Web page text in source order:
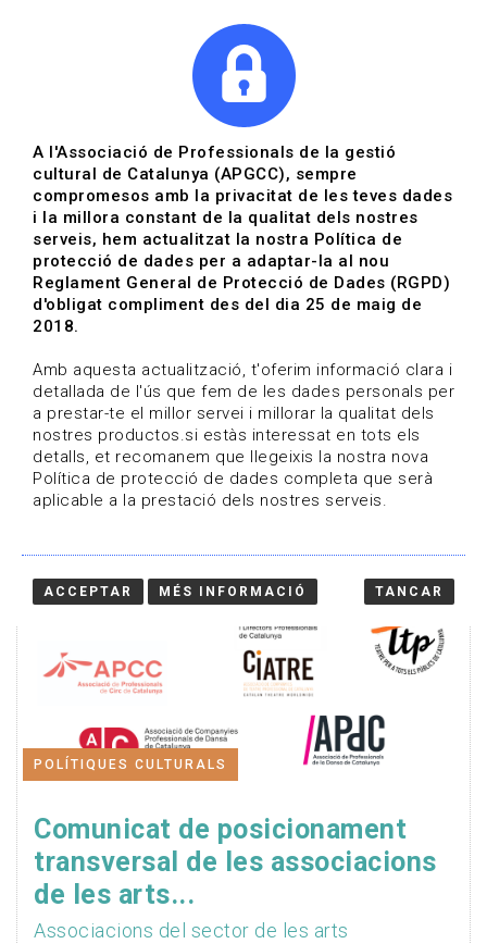
Actualitza't
Vols estar al dia?
HOME / BLOG
Estigues al dia
Convocatòries, activitats i notícies del sector de la
cultura.
POLÍTIQUES CULTURALS
Comunicat de posicionament
transversal de les associacions
de les arts...
Associacions del sector de les arts
A l'Associació de Professionals de la gestió
cultural de Catalunya (APGCC), sempre
compromesos amb la privacitat de les teves dades
i la millora constant de la qualitat dels nostres
serveis, hem actualitzat la nostra Política de
protecció de dades per a adaptar-la al nou
Reglament General de Protecció de Dades (RGPD)
d'obligat compliment des del dia 25 de maig de
2018.
Amb aquesta actualització, t'oferim informació clara i
detallada de l'ús que fem de les dades personals per
a prestar-te el millor servei i millorar la qualitat dels
nostres productos.si estàs interessat en tots els
detalls, et recomanem que llegeixis la nostra nova
Política de protecció de dades completa que serà
aplicable a la prestació dels nostres serveis.
ACCEPTAR MÉS INFORMACIÓ TANCAR